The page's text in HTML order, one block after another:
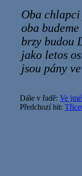
Oba
oba
brzy budou
jako letos
jsou pány
Dále v řadě: Ve
Předchozí hit: